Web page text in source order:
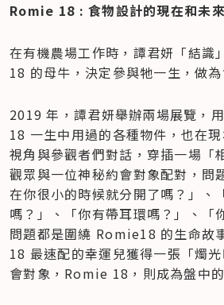
Romie 18 : 食物設計的現在和未來
在有機農場工作時，譚君妍「結識
18 的母牛，決定參與牠一生，做
2019 年，譚君妍舉辦兩場展覽，
18 一生中用過的各種物件，也在
視角與參觀者們對話，穿插一場「
觀眾與一位神秘約會對象配對，問
在你很小的時候就分開了嗎？」、
嗎？」、「你有帶耳環嗎？」、「
問題都是圍繞 Romie18 的生命故
18 最速配的幸運兒獲得一張「燭
會對象，Romie 18，則成為盤中